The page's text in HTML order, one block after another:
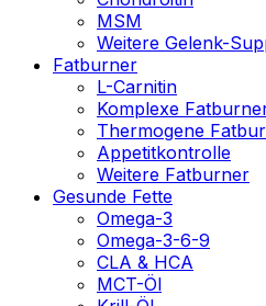
MSM
Weitere Gelenk-
Fatburner
L-Carnitin
Komplexe
Thermogene
Appetitkontrolle
Weitere Fatburner
Gesunde Fette
Omega-3
Omega-3-6-9
CLA & HCA
MCT-Öl